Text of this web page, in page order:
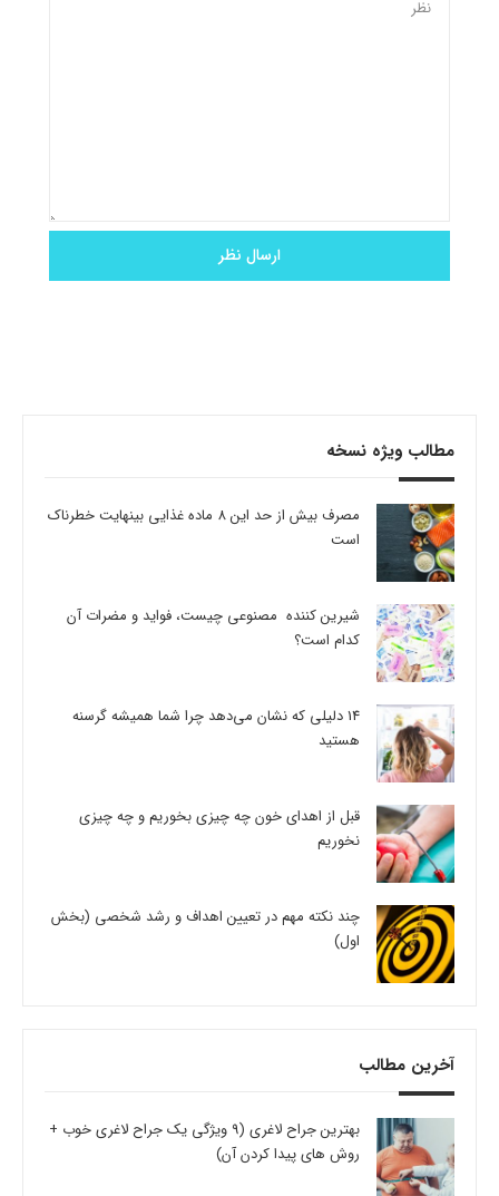
مطالب ویژه نسخه
مصرف بیش از حد این 8 ماده غذایی بینهایت خطرناک
است
شیرین کننده مصنوعی چیست، فواید و مضرات آن
کدام است؟
14 دلیلی که نشان می‌دهد چرا شما همیشه گرسنه
هستید
قبل از اهدای خون چه چیزی بخوریم و چه چیزی
نخوریم
چند نکته مهم در تعیین اهداف و رشد شخصی (بخش
اول)
آخرین مطالب
بهترین جراح لاغری (9 ویژگی یک جراح لاغری خوب +
روش های پیدا کردن آن)